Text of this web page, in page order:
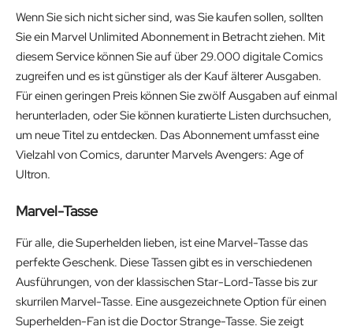
Wenn Sie sich nicht sicher sind, was Sie kaufen sollen, sollten
Sie ein Marvel Unlimited Abonnement in Betracht ziehen. Mit
diesem Service können Sie auf über 29.000 digitale Comics
zugreifen und es ist günstiger als der Kauf älterer Ausgaben.
Für einen geringen Preis können Sie zwölf Ausgaben auf einmal
herunterladen, oder Sie können kuratierte Listen durchsuchen,
um neue Titel zu entdecken. Das Abonnement umfasst eine
Vielzahl von Comics, darunter Marvels Avengers: Age of
Ultron.
Marvel-Tasse
Für alle, die Superhelden lieben, ist eine Marvel-Tasse das
perfekte Geschenk. Diese Tassen gibt es in verschiedenen
Ausführungen, von der klassischen Star-Lord-Tasse bis zur
skurrilen Marvel-Tasse. Eine ausgezeichnete Option für einen
Superhelden-Fan ist die Doctor Strange-Tasse. Sie zeigt